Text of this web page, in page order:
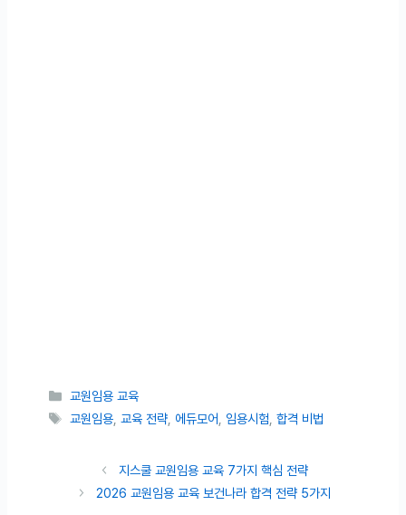
카테고리
교원임용 교육
태그
교원임용 ,교육 전략 에듀모어 임용시험 ,합격 비법
지스쿨 교원임용 교육 7가지 핵심 전략
2026 교원임용 교육 보건나라 합격 전략 5가지